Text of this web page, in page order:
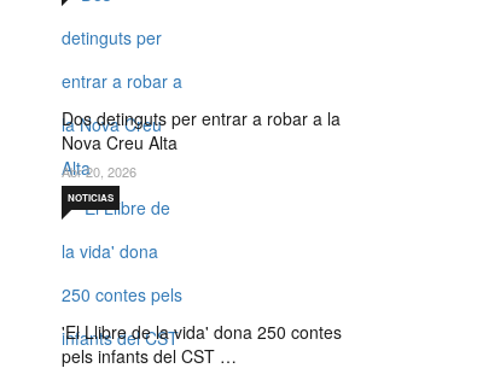
Dos detinguts per entrar a robar a la
Nova Creu Alta
Abr 20, 2026
'El Llibre de la vida' dona 250 contes
pels infants del CST …
NOTICIAS